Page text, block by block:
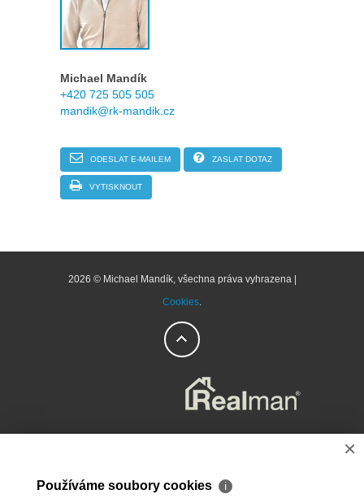
Michael Mandík
+420 725 505 505
mandik@rk-mandik.cz
ODESLAT E-MAILEM ZASLAT DOTAZ
VYTISKNOUT
2026 © Michael Mandík, všechna práva vyhrazena |
Cookies.
×
Používáme soubory cookies ℹ